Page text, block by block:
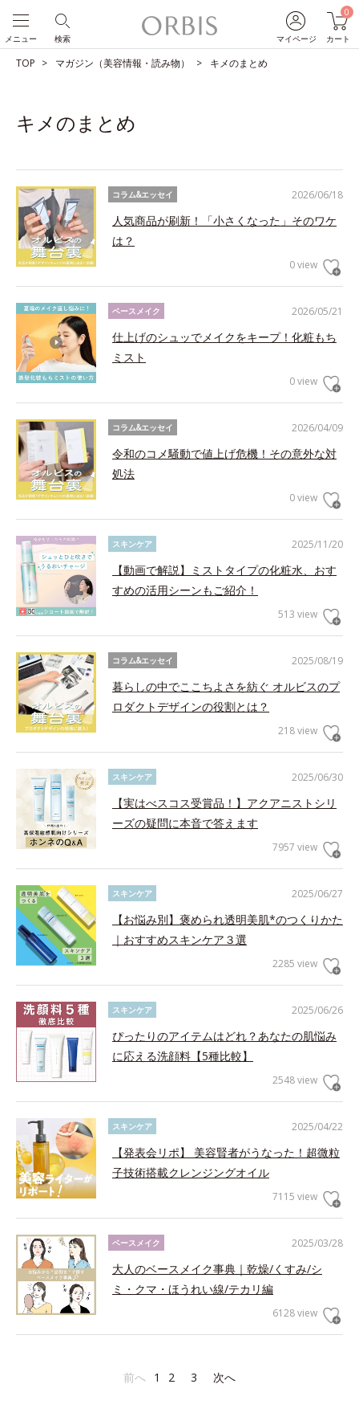
マイページ
0
カート
検索
メニュー
TOP マガジン（美容情報・読み物） キメのまとめ
キメのまとめ
2026/06/18
コラム&エッセイ
人気商品が刷新！「小さくなった」そのワケ
は？
0 view
2026/05/21
ベースメイク
仕上げのシュッでメイクをキープ！化粧もち
ミスト
0 view
2026/04/09
コラム&エッセイ
令和のコメ騒動で値上げ危機！その意外な対
処法
0 view
2025/11/20
スキンケア
【動画で解説】ミストタイプの化粧水、おす
すめの活用シーンもご紹介！
513 view
2025/08/19
コラム&エッセイ
暮らしの中でここちよさを紡ぐ オルビスのプ
ロダクトデザインの役割とは？
218 view
2025/06/30
スキンケア
【実はべスコス受賞品！】アクアニストシリ
ーズの疑問に本音で答えます
7957 view
2025/06/27
スキンケア
【お悩み別】褒められ透明美肌*のつくりかた
｜おすすめスキンケア３選
2285 view
2025/06/26
スキンケア
ぴったりのアイテムはどれ？あなたの肌悩み
に応える洗顔料【5種比較】
2548 view
2025/04/22
スキンケア
【発表会リポ】 美容賢者がうなった！超微粒
子技術搭載クレンジングオイル
7115 view
2025/03/28
ベースメイク
大人のベースメイク事典｜乾燥/くすみ/シ
ミ・クマ・ほうれい線/テカリ編
6128 view
前へ 1 2 3 次へ